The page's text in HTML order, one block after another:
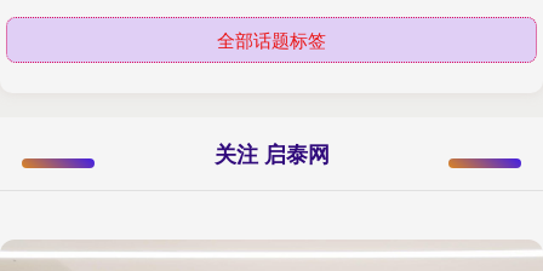
全部话题标签
关注 启泰网